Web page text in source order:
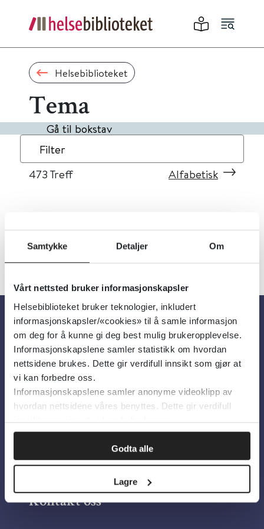
Samtykke Detaljer Om
Vårt nettsted bruker informasjonskapsler
Helsebiblioteket bruker teknologier, inkludert
informasjonskapsler/«cookies» til å samle informasjon
om deg for å kunne gi deg best mulig brukeropplevelse.
Informasjonskapslene samler statistikk om hvordan
nettsidene brukes. Dette gir verdifull innsikt som gjør at
vi kan forbedre oss.
Informasjonskapslene samler anonyme videoklipp av
hvordan nettsidene våres benyttes. Dette gir verdifull
innsikt som gjør at vi kan forbedre oss.
Godta alle
Lagre
Helsebiblioteket
Tema
Gå til bokstav
Filter
473 Treff Alfabetisk
« 1 45 48
Om oss
Om Helsebiblioteket
Personvern og informasjonskapsler
Tilgjengelighetserklæring
Information in English
Bilder fra Colourbox.com
Kontakt oss